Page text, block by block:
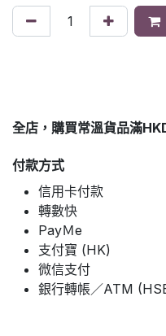
全店，購買常溫貨品滿
付款方式
信用卡付款
轉數快
PayＭe
支付寶 (HK)
微信支付
銀行轉帳／ATM